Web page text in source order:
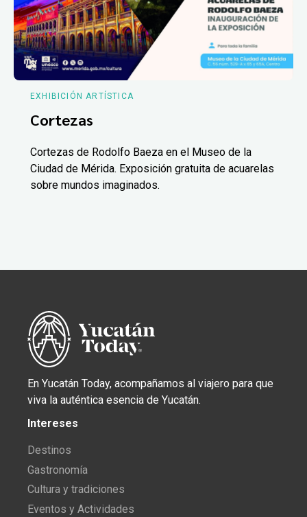
EXHIBICIÓN ARTÍSTICA
Cortezas
Cortezas de Rodolfo Baeza en el Museo de la
Ciudad de Mérida. Exposición gratuita de acuarelas
sobre mundos imaginados.
En Yucatán Today, acompañamos al viajero para que
viva la auténtica esencia de Yucatán.
Intereses
Destinos
Gastronomía
Cultura y tradiciones
Eventos y Actividades